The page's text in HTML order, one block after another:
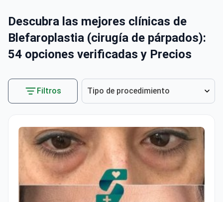
Descubra las mejores clínicas de
Blefaroplastia (cirugía de párpados):
54 opciones verificadas y Precios
Filtros Tipo de procedimiento